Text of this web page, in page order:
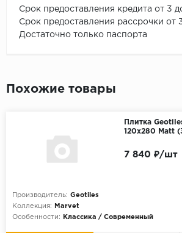
Срок предоставления кредита от 3
Срок предоставления рассрочки от
Достаточно только паспорта
Похожие товары
Плитка
120x280 Matt
Производитель: Geotiles
Коллекция:
Marvet
Особенности:
Классика / Современный
7 840 ₽/шт